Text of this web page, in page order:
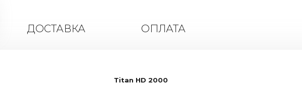
Titan HD 2000
ДОСТАВКА ОПЛАТА